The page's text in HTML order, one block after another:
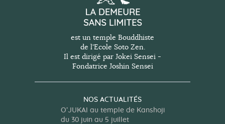
est un temple Bouddhiste
de l'Ecole Soto Zen.
Il est dirigé par Jokei Sensei -
Fondatrice Joshin Sensei
NOS ACTUALITÉS
O’JUKAI au temple de Kanshoji
du 30 juin au 5 juillet